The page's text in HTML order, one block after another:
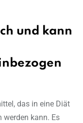
und kann
das in eine Diät
kann. Es